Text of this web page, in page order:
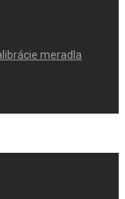
meradla